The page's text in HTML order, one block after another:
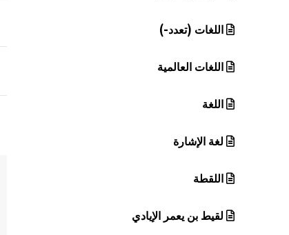
اللغات (تعدد-)
اللغات العالمية
اللغة
لغة الإشارة
اللقطة
لقيط بن يعمر الإيادي